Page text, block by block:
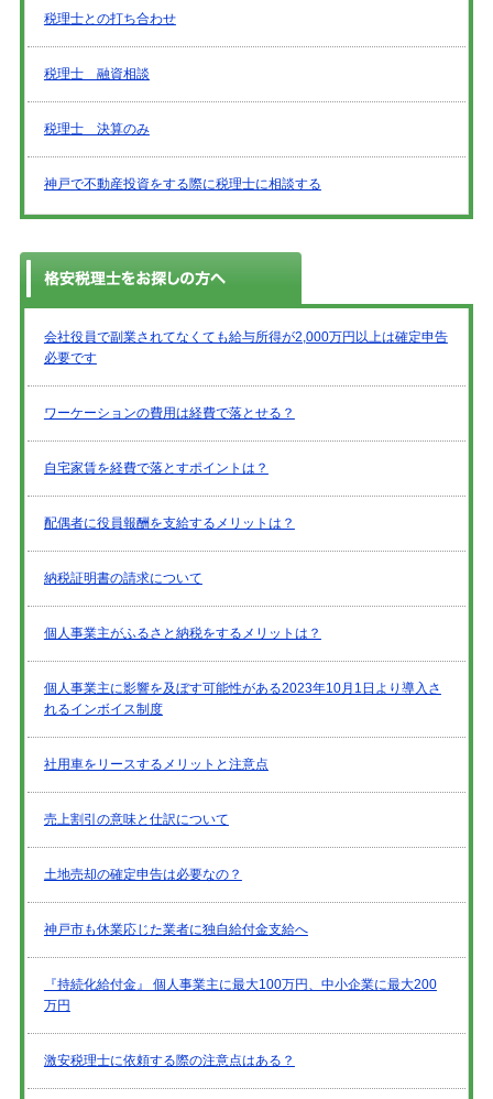
税理士との打ち合わせ
税理士 融資相談
税理士 決算のみ
神戸で不動産投資をする際に税理士に相談する
会社役員で副業されてなくても給与所得が2,000万円以上は確定申告
必要です
ワーケーションの費用は経費で落とせる？
自宅家賃を経費で落とすポイントは？
配偶者に役員報酬を支給するメリットは？
納税証明書の請求について
個人事業主がふるさと納税をするメリットは？
個人事業主に影響を及ぼす可能性がある2023年10月1日より導入さ
れるインボイス制度
社用車をリースするメリットと注意点
売上割引の意味と仕訳について
土地売却の確定申告は必要なの？
神戸市も休業応じた業者に独自給付金支給へ
『持続化給付金』 個人事業主に最大100万円、中小企業に最大200
万円
激安税理士に依頼する際の注意点はある？